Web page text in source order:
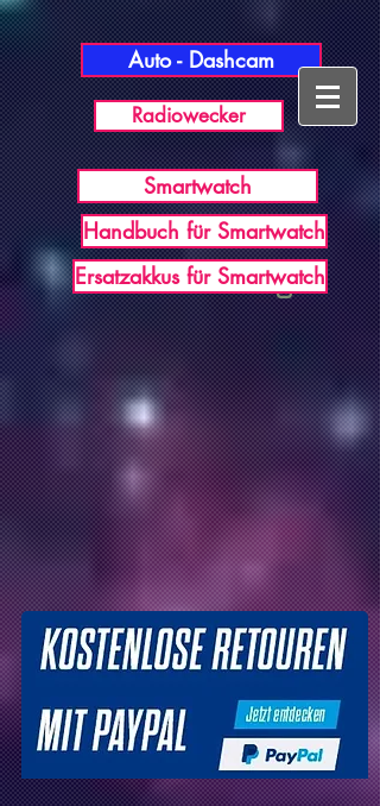
USB Germany
Auto - Dashcam
Radiowecker
Smartwatch
Handbuch für Smartwatch
Ersatzakkus für Smartwatch